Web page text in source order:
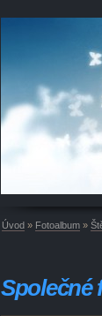
Úvod » Fotoalbum »
Společné